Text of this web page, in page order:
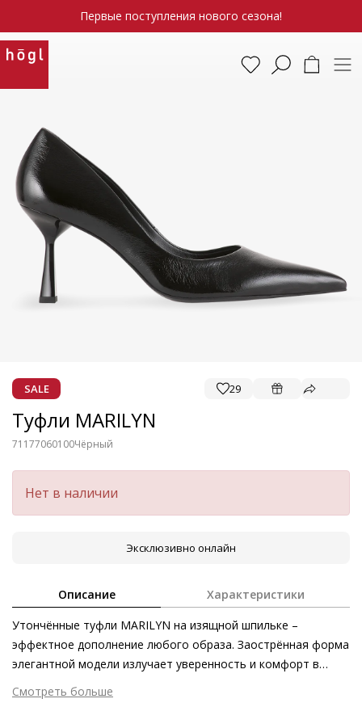
Первые поступления нового сезона!
SALE 29
Туфли MARILYN
71177060100Чёрный
Нет в наличии
Эксклюзивно онлайн
Описание Характеристики
Утончённые туфли MARILYN на изящной шпильке –
эффектное дополнение любого образа. Заострённая форма
элегантной модели излучает уверенность и комфорт в
каждом шаге – как с женственными летними платьями, так
и с лаконичными деловыми нарядами. Невероятно мягкая и
Смотреть больше